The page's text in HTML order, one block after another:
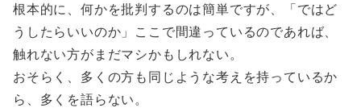
根本的に、何かを批判するのは簡単ですが、「ではど
うしたらいいのか」ここで間違っているのであれば、
触れない方がまだマシかもしれない。
おそらく、多くの方も同じような考えを持っているか
ら、多くを語らない。